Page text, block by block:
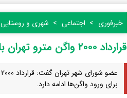
خبرفوری اجتماعی شهری و روستایی
قرارداد ۲۰۰۰ واگن مترو تهران با چین وارد مرحله اجرا شد
برای ورود واگن‌ها ادامه دارد.